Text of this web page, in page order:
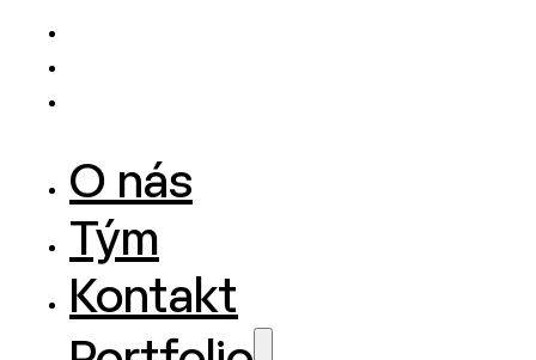
O nás
Tým
Kontakt